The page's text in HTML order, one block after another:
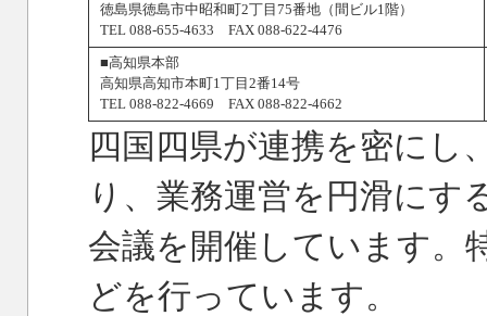
徳島県徳島市中昭和町2丁目75番地（間ビル1階）
TEL 088-655-4633 FAX 088-622-4476
■高知県本部
高知県高知市本町1丁目2番14号
TEL 088-822-4669 FAX 088-822-4662
四国四県が連携を密にし
り、業務運営を円滑にす
会議を開催しています。
どを行っています。